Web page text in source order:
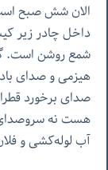
الان شش صبح
داخل چادر زیر
شمع روشن است.
هیزمی و صدای
صدای برخورد
هست نه سروصدای
آب لوله‌کشی و